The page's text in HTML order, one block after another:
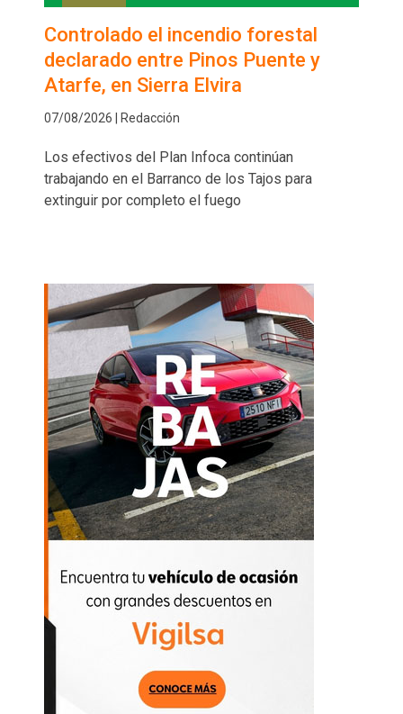
Controlado el incendio forestal
declarado entre Pinos Puente y
Atarfe, en Sierra Elvira
07/08/2026 | Redacción
Los efectivos del Plan Infoca continúan
trabajando en el Barranco de los Tajos para
extinguir por completo el fuego